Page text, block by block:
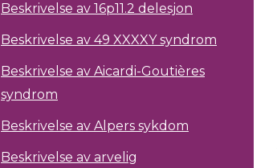
Beskrivelse av 16p11.2 delesjon
Beskrivelse av 49 XXXXY syndrom
Beskrivelse av Aicardi-Goutières
syndrom
Beskrivelse av Alpers sykdom
Beskrivelse av arvelig